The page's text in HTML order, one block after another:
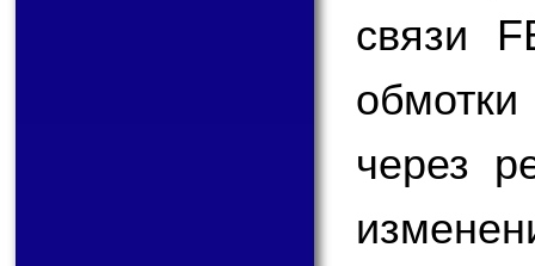
связи
через